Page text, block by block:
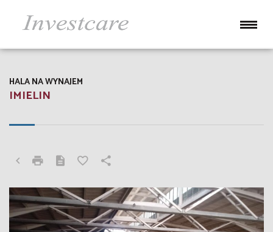
IMIELIN
HALA NA WYNAJEM